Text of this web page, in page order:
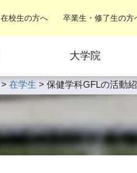
在校生の方へ 卒業生・修了生の方
大学院
> 在学生 > 保健学科GFLの活動